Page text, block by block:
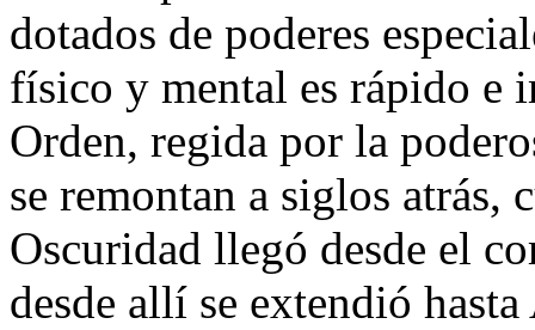
dotados de poderes
físico y mental es rápido e
Orden, regida por la
se remontan a siglos atrás,
Oscuridad llegó desde el
desde allí se extendió